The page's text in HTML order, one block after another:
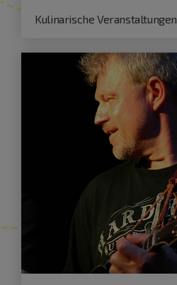
Kulinarische Veranstaltungen